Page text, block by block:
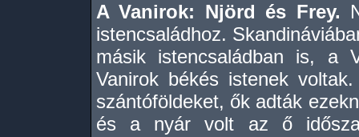
A Vanirok: Njörd és Frey.
istencsaládhoz.
másik istencsaládban is, a
Vanirok békés istenek
szántóföldeket, ők adták
és a nyár volt az ő